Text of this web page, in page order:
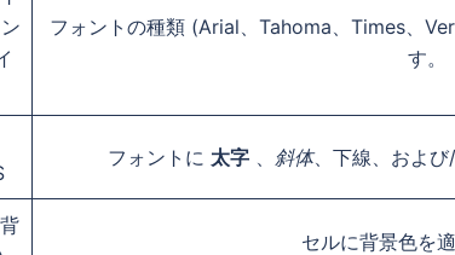
フォントの種類 (Arial、Tahoma、Times、
す。
フォントに 太字、 斜体、下線、および
セルに背景色を適